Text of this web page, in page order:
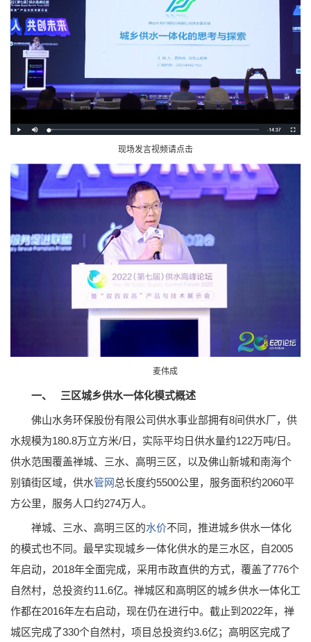
现场发言视频请点击
麦伟成
一、 三区城乡供水一体化模式概述
佛山水务环保股份有限公司供水事业部拥有8间供水厂，供
水规模为180.8万立方米/日，实际平均日供水量约122万吨/日。
供水范围覆盖禅城、三水、高明三区，以及佛山新城和南海个
别镇街区域，供水管网总长度约5500公里，服务面积约2060平
方公里，服务人口约274万人。
禅城、三水、高明三区的水价不同，推进城乡供水一体化
的模式也不同。最早实现城乡一体化供水的是三水区，自2005
年启动，2018年全面完成，采用市政直供的方式，覆盖了776个
自然村，总投资约11.6亿。禅城区和高明区的城乡供水一体化工
作都在2016年左右启动，现在仍在进行中。截止到2022年，禅
城区完成了330个自然村，项目总投资约3.6亿；高明区完成了